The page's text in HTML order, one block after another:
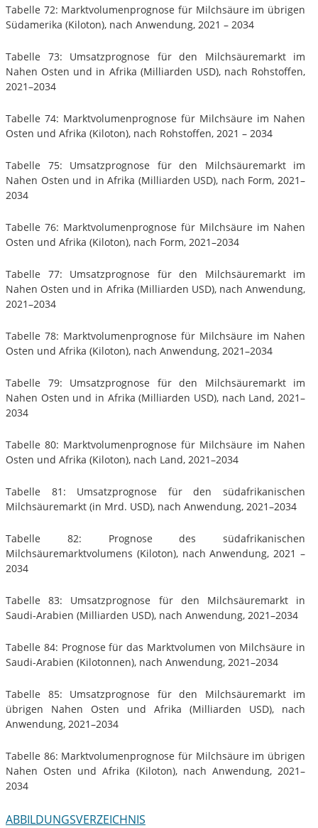
Tabelle 72: Marktvolumenprognose für Milchsäure im übrigen
Südamerika (Kiloton), nach Anwendung, 2021 – 2034
Tabelle 73: Umsatzprognose für den Milchsäuremarkt im
Nahen Osten und in Afrika (Milliarden USD), nach Rohstoffen,
2021–2034
Tabelle 74: Marktvolumenprognose für Milchsäure im Nahen
Osten und Afrika (Kiloton), nach Rohstoffen, 2021 – 2034
Tabelle 75: Umsatzprognose für den Milchsäuremarkt im
Nahen Osten und in Afrika (Milliarden USD), nach Form, 2021–
2034
Tabelle 76: Marktvolumenprognose für Milchsäure im Nahen
Osten und Afrika (Kiloton), nach Form, 2021–2034
Tabelle 77: Umsatzprognose für den Milchsäuremarkt im
Nahen Osten und in Afrika (Milliarden USD), nach Anwendung,
2021–2034
Tabelle 78: Marktvolumenprognose für Milchsäure im Nahen
Osten und Afrika (Kiloton), nach Anwendung, 2021–2034
Tabelle 79: Umsatzprognose für den Milchsäuremarkt im
Nahen Osten und in Afrika (Milliarden USD), nach Land, 2021–
2034
Tabelle 80: Marktvolumenprognose für Milchsäure im Nahen
Osten und Afrika (Kiloton), nach Land, 2021–2034
Tabelle 81: Umsatzprognose für den südafrikanischen
Milchsäuremarkt (in Mrd. USD), nach Anwendung, 2021–2034
Tabelle 82: Prognose des südafrikanischen
Milchsäuremarktvolumens (Kiloton), nach Anwendung, 2021 –
2034
Tabelle 83: Umsatzprognose für den Milchsäuremarkt in
Saudi-Arabien (Milliarden USD), nach Anwendung, 2021–2034
Tabelle 84: Prognose für das Marktvolumen von Milchsäure in
Saudi-Arabien (Kilotonnen), nach Anwendung, 2021–2034
Tabelle 85: Umsatzprognose für den Milchsäuremarkt im
übrigen Nahen Osten und Afrika (Milliarden USD), nach
Anwendung, 2021–2034
Tabelle 86: Marktvolumenprognose für Milchsäure im übrigen
Nahen Osten und Afrika (Kiloton), nach Anwendung, 2021–
2034
ABBILDUNGSVERZEICHNIS